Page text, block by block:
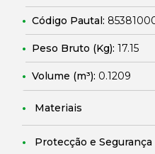
Código Pautal:
Peso Bruto (Kg): 17.15
Volume (m³): 0.1209
Materiais
Protecção e Segurança